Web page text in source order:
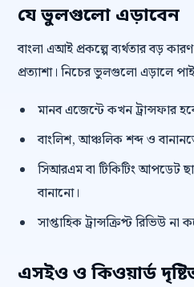
যে ভুলগুলো এড়াবেন
বাংলা এআই প্রকল্পে ব্যর্থতার বড়
প্রত্যাশা। নিচের ভুলগুলো এড়ালে
মানব এজেন্টে কখন ট্রান্সফার
বাংলিশ, আঞ্চলিক শব্দ ও
সিআরএম বা টিকিটিং আপডেট
বানানো।
সাপ্তাহিক ট্রান্সক্রিপ্ট রিভিউ
এসইও ও কিওয়ার্ড